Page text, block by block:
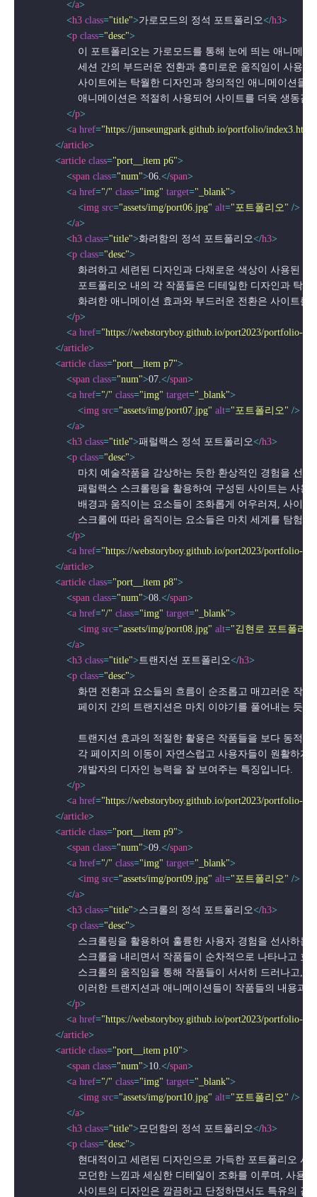
</a>
<h3 class="title">가로모드의 정석 포트폴리오</h3>
<p class="desc">
이 포트폴리오는 가로모드를 통해 눈에 띄는 애니
세션 간의 부드러운 전환과 흥미로운 움직임이 사
사이트에는 탁월한 디자인과 창의적인 애니메이
애니메이션은 적절히 사용되어 사이트를 더욱 생
</p>
<a href="https://junseungpark.github.io/portfolio/
</article>
<article class="port__item p6">
<span class="num">06.</span>
<a href="/" class="img" target="_blank">
<img src="assets/img/port06.jpg" alt="포트폴리오" />
</a>
<h3 class="title">화려함의 정석 포트폴리오</h3>
<p class="desc">
화려하고 세련된 디자인과 다채로운 색상이 사용
포트폴리오 내의 각 작품들은 디테일한 디자인과
화려한 애니메이션 효과와 부드러운 전환은 사이
</p>
<a href="https://webstoryboy.github.io/port2023/portfolio-
</article>
<article class="port__item p7">
<span class="num">07.</span>
<a href="/" class="img" target="_blank">
<img src="assets/img/port07.jpg" alt="포트폴리오" />
</a>
<h3 class="title">패럴랙스 정석 포트폴리오</h3>
<p class="desc">
마치 예술작품을 감상하는 듯한 환상적인 경험을
패럴랙스 스크롤링을 활용하여 구성된 사이트는
배경과 움직이는 요소들이 조화롭게 어우러져, 사
스크롤에 따라 움직이는 요소들은 마치 세계를
</p>
<a href="https://webstoryboy.github.io/port2023/portfolio-
</article>
<article class="port__item p8">
<span class="num">08.</span>
<a href="/" class="img" target="_blank">
<img src="assets/img/port08.jpg" alt="김현로 포트폴리
</a>
<h3 class="title">트랜지션 포트폴리오</h3>
<p class="desc">
화면 전환과 요소들의 흐름이 순조롭고 매끄러운
페이지 간의 트랜지션은 마치 이야기를 풀어내는
트랜지션 효과의 적절한 활용은 작품들을 보다 동
각 페이지의 이동이 자연스럽고 사용자들이 원활
                    개발자의 디자인 능력을 잘 보여주는 특징입니다.
</p>
<a href="https://webstoryboy.github.io/port2023/portfolio-
</article>
<article class="port__item p9">
<span class="num">09.</span>
<a href="/" class="img" target="_blank">
<img src="assets/img/port09.jpg" alt="포트폴리오" />
</a>
<h3 class="title">스크롤의 정석 포트폴리오</h3>
<p class="desc">
스크롤링을 활용하여 훌륭한 사용자 경험을 선사하
스크롤을 내리면서 작품들이 순차적으로 나타나
스크롤의 움직임을 통해 작품들이 서서히 드러나
이러한 트랜지션과 애니메이션들이 작품들의 내용
</p>
<a href="https://webstoryboy.github.io/port2023/portfolio-
</article>
<article class="port__item p10">
<span class="num">10.</span>
<a href="/" class="img" target="_blank">
<img src="assets/img/port10.jpg" alt="포트폴리오" />
</a>
<h3 class="title">모던함의 정석 포트폴리오</h3>
<p class="desc">
현대적이고 세련된 디자인으로 가득한 포트폴리오
모던한 느낌과 세심한 디테일이 조화를 이루며,
사이트의 디자인은 깔끔하고 단정하면서도 특유의